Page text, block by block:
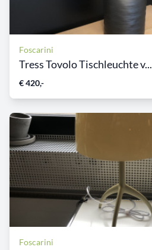
Foscarini
Tress Tovolo Tischleuchte v...
€ 420,-
Foscarini